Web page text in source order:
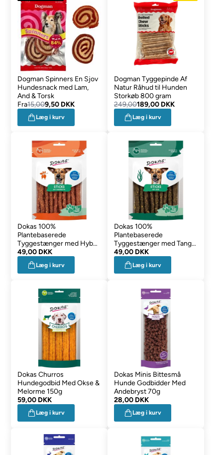
Dogman Spinners En Sjov
Hundesnack med Lam,
And & Torsk
Fra15,009,50 DKK
Læg i kurv
Dogman Tyggepinde Af
Natur Råhud til Hunden
Storkøb 800 gram
249,00189,00 DKK
Læg i kurv
Dokas 100%
Plantebaserede
Tyggestænger med Hyben
105g
49,00 DKK
Læg i kurv
Dokas 100%
Plantebaserede
Tyggestænger med Tang
105g
49,00 DKK
Læg i kurv
Dokas Churros
Hundegodbid Med Okse &
Melorme 150g
59,00 DKK
Læg i kurv
Dokas Minis Bittesmå
Hunde Godbidder Med
Andebryst 70g
28,00 DKK
Læg i kurv